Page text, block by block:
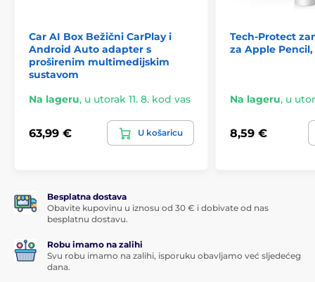
Car AI Box Bežični CarPlay i
Android Auto adapter s
proširenim multimedijskim
sustavom
Na lageru, u utorak 11. 8. kod vas
63,99 € U košaricu
Tech-Protect
za Apple
Na lageru, u
8,59 €
Besplatna dostava
Obavite kupovinu u iznosu od 30 € i dobivate od nas
besplatnu dostavu.
Robu imamo na zalihi
Svu robu imamo na zalihi, isporuku obavljamo već sljedećeg
dana.